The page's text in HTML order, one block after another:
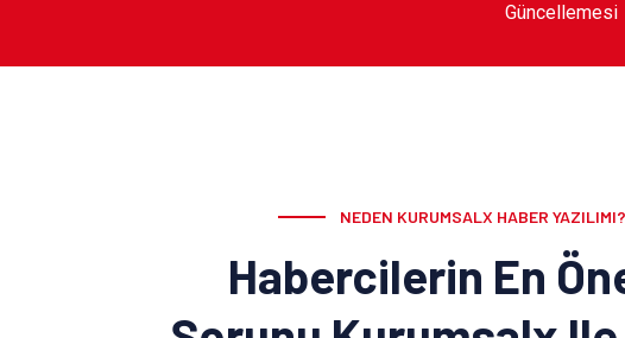
Güncellemesi
NEDEN KURUMSALX HABER YAZILIMI?
Habercilerin En